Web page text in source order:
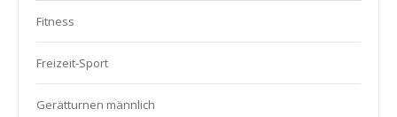
Fitness
Freizeit-Sport
Gerätturnen männlich